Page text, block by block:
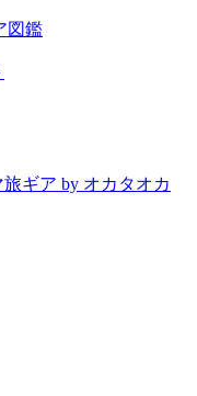
図鑑
ギア by オカタオカ